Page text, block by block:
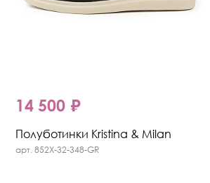
14 500 ₽
Полуботинки Kristina & Milan
арт. 852X-32-348-GR